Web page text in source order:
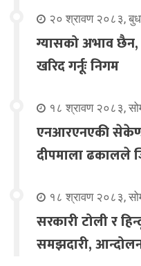
२० श्रावण २०८३,
ग्यासको अभाव
खरिद गर्नूः निगम
१८ श्रावण २०८३,
एनआरएनएकी
दीपमाला ढकालले
१८ श्रावण २०८३,
सरकारी टोली र
समझदारी, आन्दोलन